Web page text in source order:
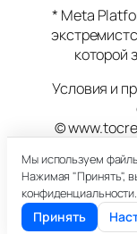
* Meta
которой
Условия и
©
Этот сайт
Мы используем
Нажимая "Принять",
конфиденциальности.
Принять